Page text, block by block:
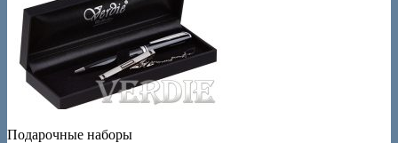
Подарочные наборы